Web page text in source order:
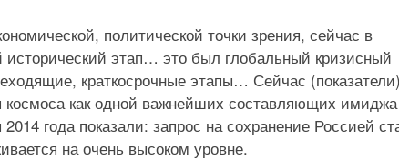
политической точки зрения, сейчас в
этап… это был глобальный кризисный
краткосрочные этапы… Сейчас
космоса как одной важнейших составляющих имиджа
года показали: запрос на сохранение Россией
на очень высоком уровне.